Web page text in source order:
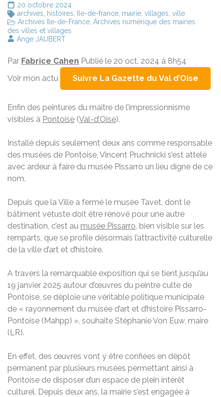
20 octobre 2024
archives
histoires Ile-de-france mairie villages ville
Archives Ile-de-France Archives numérique des mairies
des villes et villages
Ange JAUBERT
Par Fabrice Cahen Publié le 20 oct. 2024 à 8h54
Voir mon actu
Suivre La Gazette du Val d’Oise
Enfin des peintures du maître de l’impressionnisme
visibles à Pontoise (Val-d’Oise).
Installé depuis seulement deux ans comme responsable
des musées de Pontoise, Vincent Pruchnicki s’est attelé
avec ardeur à faire du musée Pissarro un lieu digne de ce
nom.
Depuis que la Ville a fermé le musée Tavet, dont le
bâtiment vétuste doit être rénové pour une autre
destination, c’est au musée Pissarro, bien visible sur les
remparts, que se profile désormais l’attractivité culturelle
de la ville d’art et d’histoire.
A travers la remarquable exposition qui se tient jusqu’au
19 janvier 2025 autour d’œuvres du peintre culte de
Pontoise, se déploie une véritable politique municipale
de « rayonnement du musée d’art et d’histoire Pissarro-
Pontoise (Mahpp) », souhaite Stéphanie Von Euw, maire
(LR).
En effet, des œuvres vont y être confiées en dépôt
permanent par plusieurs musées permettant ainsi à
Pontoise de disposer d’un espace de plein intérêt
culturel. Depuis deux ans, la mairie s’est engagée à